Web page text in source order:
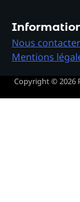
Nous contacter
Mentions
Copyright © 2026